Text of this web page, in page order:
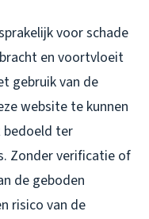
voor schade
en voortvloeit
gebruik van de
website te kunnen
bedoeld ter
Zonder verificatie of
de geboden
risico van de